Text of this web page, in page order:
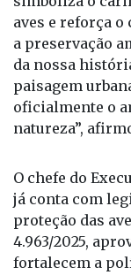
cidade das
simboliza o
aves e reforça o
a preservação
da nossa
paisagem
oficialmente o
O chefe do
já conta com
proteção das